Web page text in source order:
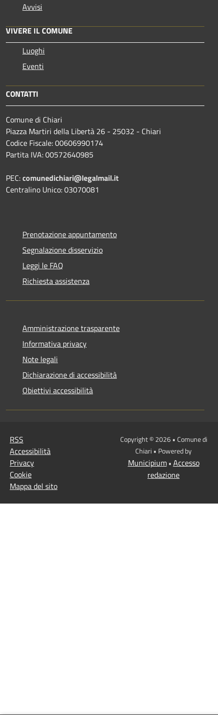
Avvisi
VIVERE IL COMUNE
Luoghi
Eventi
CONTATTI
Comune di Chiari
Piazza Martiri della Libertà 26 - 25032 - Chiari
Codice Fiscale: 00606990174
Partita IVA: 00572640985
PEC:comunedichiari@legalmail.it
Centralino Unico: 03070081
Prenotazione appuntamento
Segnalazione disservizio
Leggi le FAQ
Richiesta assistenza
Amministrazione trasparente
Informativa privacy
Note legali
Dichiarazione di accessibilità
Obiettivi accessibilità
RSS
Accessibilità
Privacy
Cookie
Mappa del sito
Copyright © 2026 • Comune di
Chiari • Powered by
Municipium• Accesso
redazione